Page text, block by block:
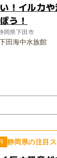
！イルカや
う！
岡県下田市
静岡県の注目